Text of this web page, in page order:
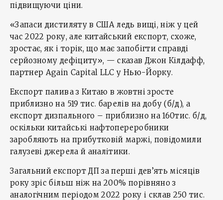
підвищуючи ціни.
«Запаси дистиляту в США ледь вищі, ніж у цей
час 2022 року, але китайський експорт, схоже,
зростає, як і торік, що має запобігти справді
серйозному дефіциту», — сказав Джон Кілдафф,
партнер Again Capital LLC у Нью-Йорку.
Експорт палива з Китаю в жовтні зросте
приблизно на 519 тис. барелів на добу (б/д), а
експорт дизпального – приблизно на 160тис. б/д,
оскільки китайські нафтопереробники
заробляють на прибутковій маржі, повідомили
галузеві джерела й аналітики.
Загальний експорт ДП за перші дев’ять місяців
року зріс більш ніж на 200% порівняно з
аналогічним періодом 2022 року і склав 250 тис.